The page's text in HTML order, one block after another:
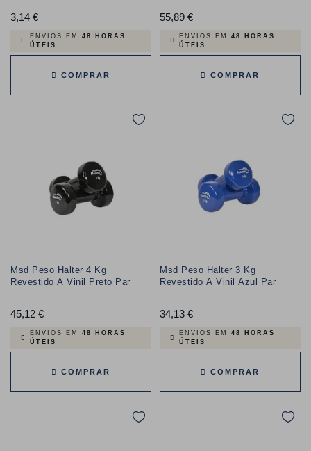
3,14 €Preço
ENVIOS EM 48 HORAS
ÚTEIS
COMPRAR
55,89 €Preço
ENVIOS EM 48 HORAS
ÚTEIS
COMPRAR
Msd Peso Halter 4 Kg
Revestido A Vinil Preto Par
45,12 €Preço
ENVIOS EM 48 HORAS
ÚTEIS
COMPRAR
Msd Peso Halter 3 Kg
Revestido A Vinil Azul Par
34,13 €Preço
ENVIOS EM 48 HORAS
ÚTEIS
COMPRAR